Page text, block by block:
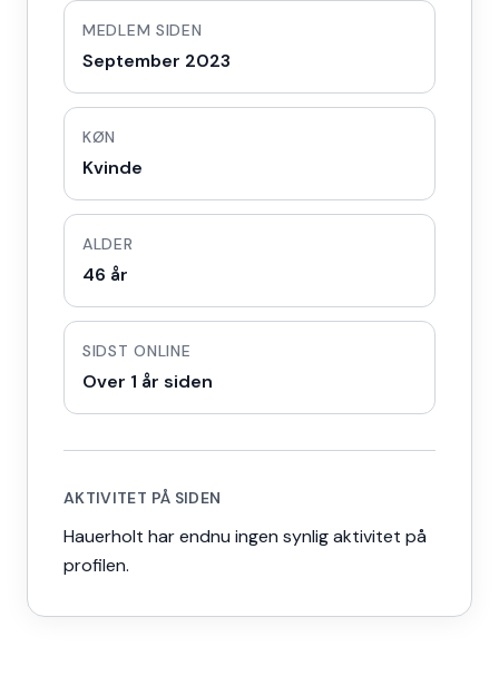
MEDLEM SIDEN
September 2023
KØN
Kvinde
ALDER
46 år
SIDST ONLINE
Over 1 år siden
AKTIVITET PÅ SIDEN
Hauerholt har endnu ingen synlig aktivitet på
profilen.